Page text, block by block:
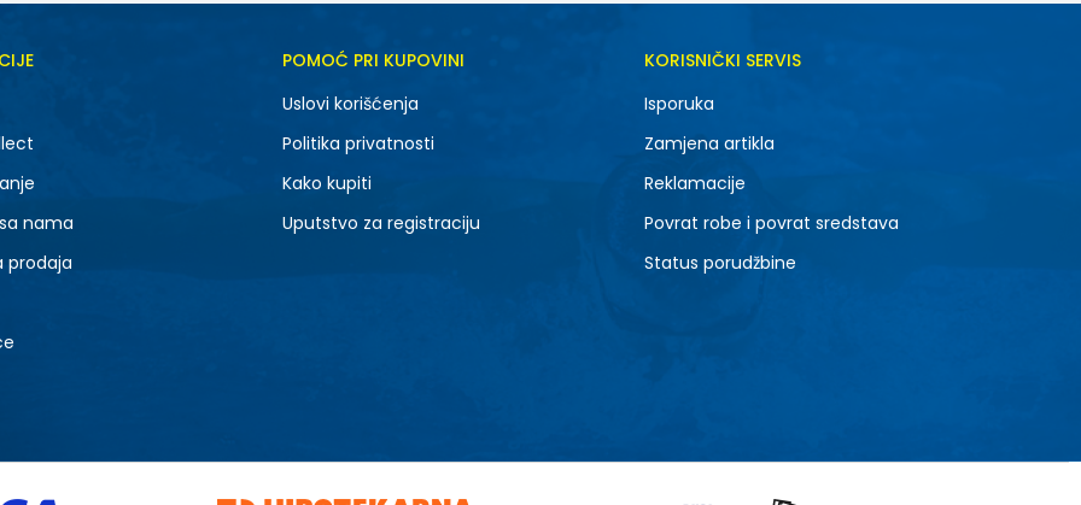
nama
prodaja
POMOĆ PRI KUPOVINI
Uslovi korišćenja
Politika privatnosti
Kako kupiti
Uputstvo za registraciju
KORISNIČKI SERVIS
Isporuka
Zamjena artikla
Reklamacije
Povrat robe i povrat sredstava
Status porudžbine